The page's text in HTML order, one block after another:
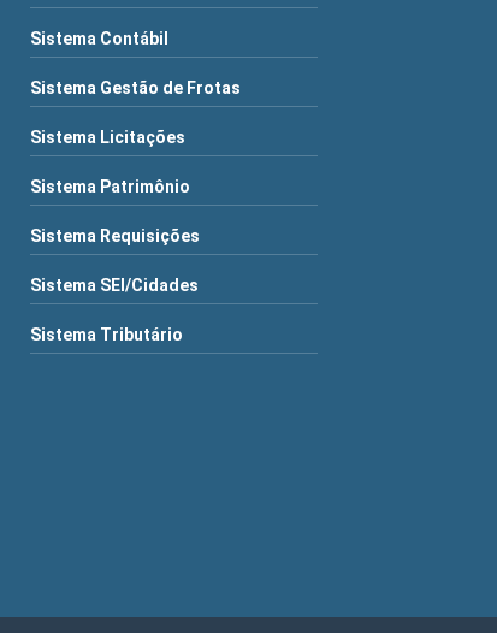
Sistema Contábil
Sistema Gestão de Frotas
Sistema Licitações
Sistema Patrimônio
Sistema Requisições
Sistema SEI/Cidades
Sistema Tributário